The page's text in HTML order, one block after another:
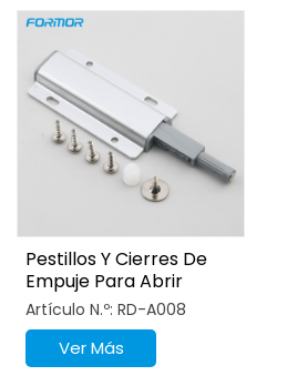
Pestillos Y Cierres De
Empuje Para Abrir
Puertas Con Liberación
Por Empuje
Artículo N.º: RD-A008
Ver Más